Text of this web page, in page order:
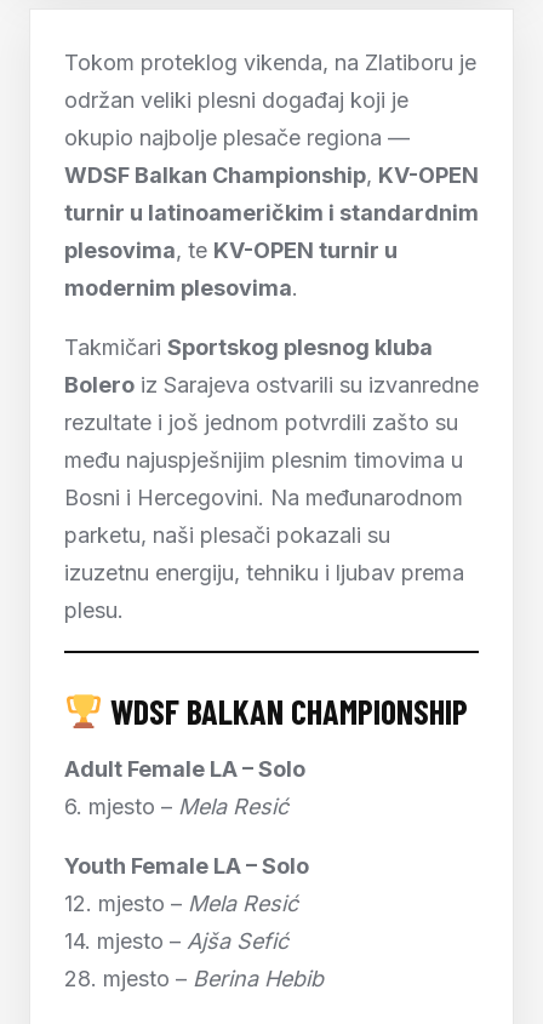
Tokom proteklog vikenda, na Zlatiboru je
održan veliki plesni događaj koji je
okupio najbolje plesače regiona —
WDSF Balkan Championship, KV-OPEN
turnir u latinoameričkim i standardnim
plesovima, te KV-OPEN turnir u
modernim plesovima.
Takmičari Sportskog plesnog kluba
Bolero iz Sarajeva ostvarili su izvanredne
rezultate i još jednom potvrdili zašto su
među najuspješnijim plesnim timovima u
Bosni i Hercegovini. Na međunarodnom
parketu, naši plesači pokazali su
izuzetnu energiju, tehniku i ljubav prema
plesu.
WDSF BALKAN CHAMPIONSHIP
Adult Female LA – Solo
6. mjesto – Mela Resić
Youth Female LA – Solo
12. mjesto – Mela Resić
14. mjesto – Ajša Sefić
28. mjesto – Berina Hebib